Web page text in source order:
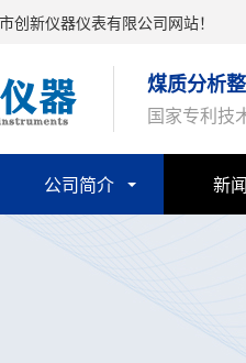
创新仪器仪表有限公司网站！
煤质分析
国家专利技
公司简介 新